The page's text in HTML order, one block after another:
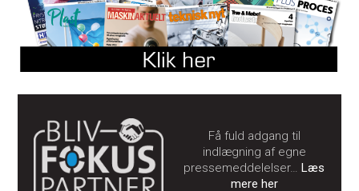
Få fuld adgang til
indlægning af egne
pressemeddelelser…Læs
mere her